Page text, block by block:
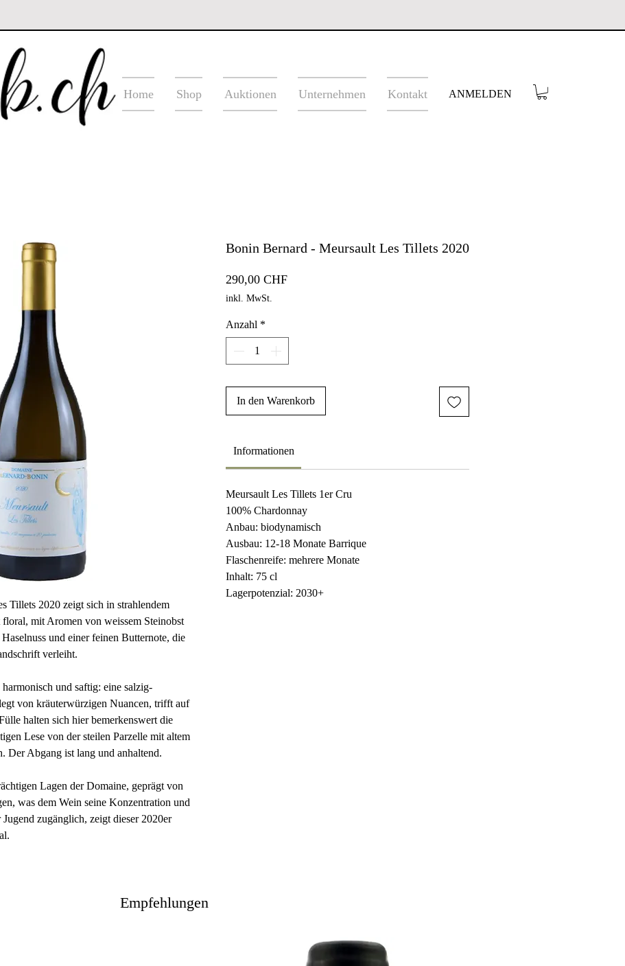
Home Shop Auktionen Unternehmen Kontakt ANMELDEN
Tillets 2020 zeigt sich in strahlendem
mit Aromen von weissem Steinobst
und einer feinen Butternote, die
verleiht.
und saftig: eine salzig-
von kräuterwürzigen Nuancen, trifft auf
halten sich hier bemerkenswert die
Lese von der steilen Parzelle mit altem
Der Abgang ist lang und anhaltend.
Lagen der Domaine, geprägt von
was dem Wein seine Konzentration und
zugänglich, zeigt dieser 2020er
Bonin Bernard - Meursault Les Tillets 2020
290,00 CHFPreis
inkl. MwSt.
Anzahl *
In den Warenkorb
Informationen
Meursault Les Tillets 1er Cru
100% Chardonnay
Anbau: biodynamisch
Ausbau: 12-18 Monate Barrique
Flaschenreife: mehrere Monate
Inhalt: 75 cl
Lagerpotenzial: 2030+
Empfehlungen